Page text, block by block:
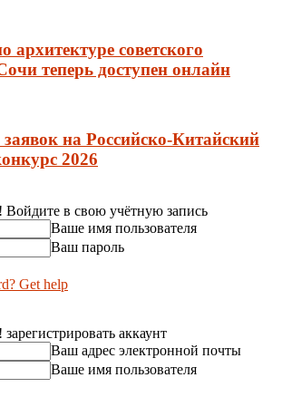
архитектуре советского
теперь доступен онлайн
на Российско-Китайский
2026
Войдите в свою учётную запись
Ваше имя пользователя
Ваш пароль
Get help
аккаунт
Ваш адрес электронной почты
Ваше имя пользователя